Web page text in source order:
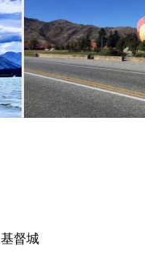
基督城